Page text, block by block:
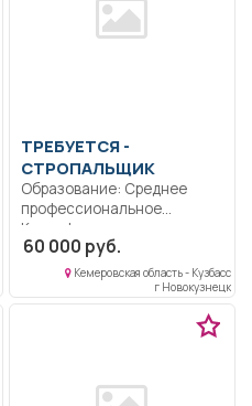
ТРЕБУЕТСЯ -
СТРОПАЛЬЩИК
Образование: Среднее
профессиональное
Квалификация:
Ответственность.
Должностные обязанности
непосредственно при...
60 000 руб.
Кемеровская область - Кузбасс
г Новокузнецк